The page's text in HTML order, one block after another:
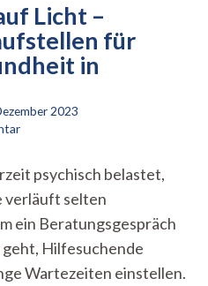
Licht –
für
in
2023
zu
auf
Licht
–
Mangelnde
Anlaufstellen
für
psychisch belastet,
verläuft selten
ein Beratungsgespräch
Hilfesuchende
Wartezeiten einstellen.